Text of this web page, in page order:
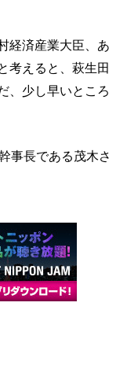
経済産業大臣、あ
考えると、萩生田
、少し早いところ
事長である茂木さ